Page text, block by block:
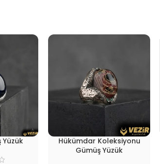
Yüzük
Hükümdar Koleksiyonu
Gümüş Yüzük